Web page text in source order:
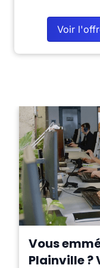
Voir
Vous
Plainville ?